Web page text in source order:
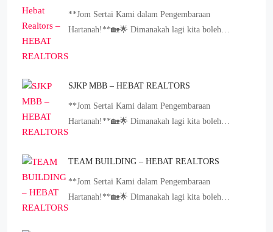
**Jom Sertai Kami dalam Pengembaraan
Hartanah!**🏡🌟 Dimanakah lagi kita boleh…
SJKP MBB – HEBAT REALTORS
**Jom Sertai Kami dalam Pengembaraan
Hartanah!**🏡🌟 Dimanakah lagi kita boleh…
TEAM BUILDING – HEBAT REALTORS
**Jom Sertai Kami dalam Pengembaraan
Hartanah!**🏡🌟 Dimanakah lagi kita boleh…